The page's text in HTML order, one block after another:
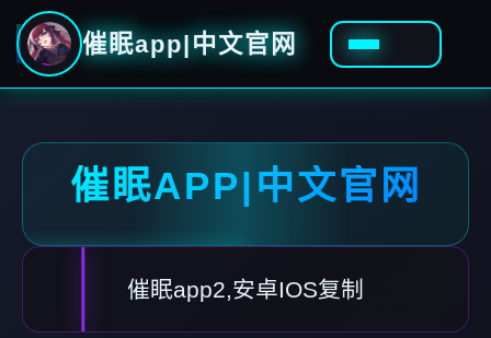
催眠app|中文官网
催眠APP|中文官网
催眠app2,安卓IOS复制